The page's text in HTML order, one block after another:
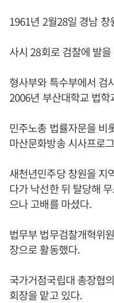
1961년 2월28일 경남 창
사시 28회로 검찰에 발
형사부와 특수부에서 검
2006년 부산대학교 법학
민주노총 법률자문을 비
마산문화방송 시사프로
새천년민주당 창원을 지
다가 낙선한 뒤 탈당해
으나 고배를 마셨다.
법무부 법무검찰개혁위
장으로 활동했다.
국가거점국립대 총장협
회장을 맡고 있다.